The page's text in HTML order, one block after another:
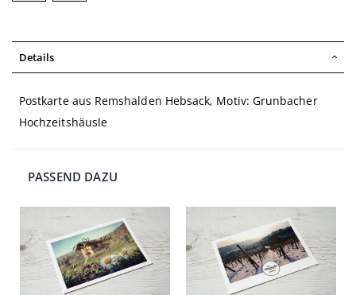
Details
Postkarte aus Remshalden Hebsack, Motiv: Grunbacher
Hochzeitshäusle
PASSEND DAZU
Warenkorb
Warenkorb